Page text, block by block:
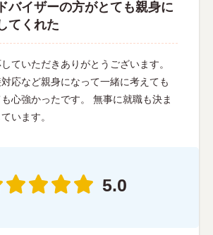
バイザーの方がとても親身に
てくれた
ていただきありがとうございます。
応など親身になって一緒に考えても
心強かったです。 無事に就職も決ま
います。
5.0